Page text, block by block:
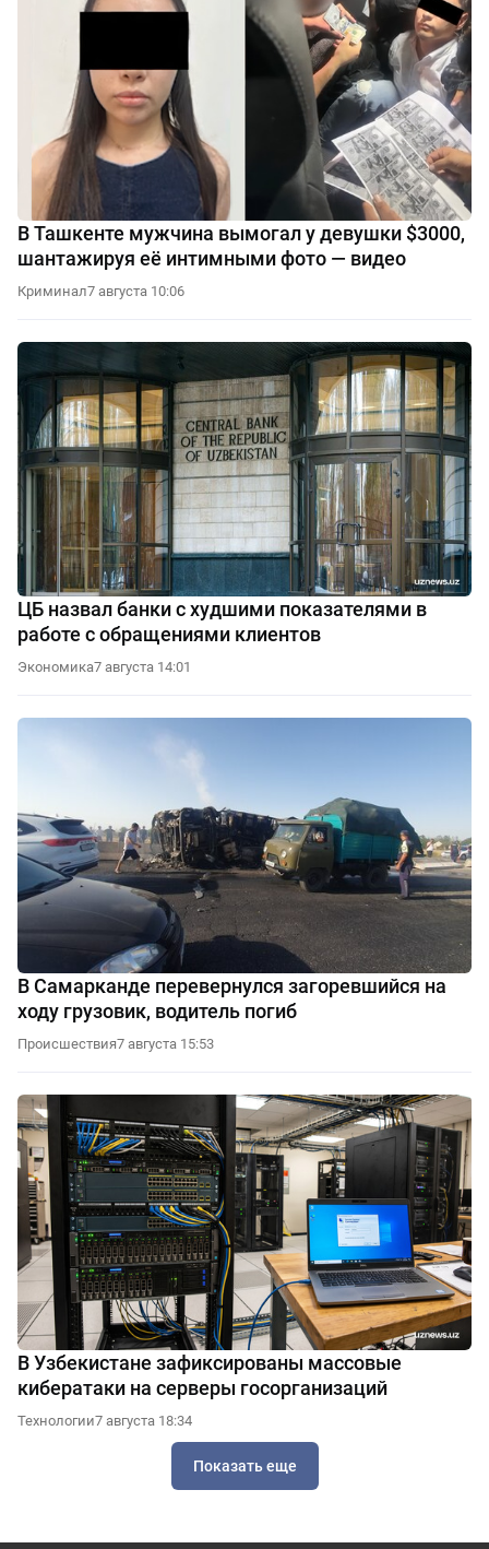
В Ташкенте мужчина вымогал у девушки $3000,
шантажируя её интимными фото — видео
Криминал7 августа 10:06
ЦБ назвал банки с худшими показателями в
работе с обращениями клиентов
Экономика7 августа 14:01
В Самарканде перевернулся загоревшийся на
ходу грузовик, водитель погиб
Происшествия7 августа 15:53
В Узбекистане зафиксированы массовые
кибератаки на серверы госорганизаций
Технологии7 августа 18:34
Показать еще